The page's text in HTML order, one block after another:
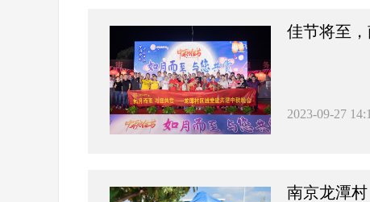
佳节将至
2023-09-27
南京龙潭